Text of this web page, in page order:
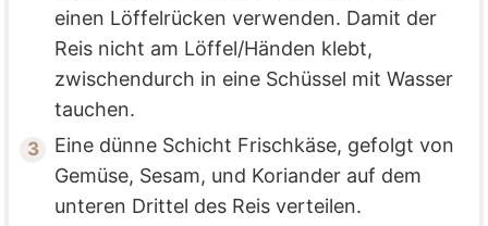
einen Löffelrücken verwenden. Damit der
Reis nicht am Löffel/Händen klebt,
zwischendurch in eine Schüssel mit Wasser
tauchen.
Eine dünne Schicht Frischkäse, gefolgt von
Gemüse, Sesam, und Koriander auf dem
unteren Drittel des Reis verteilen.